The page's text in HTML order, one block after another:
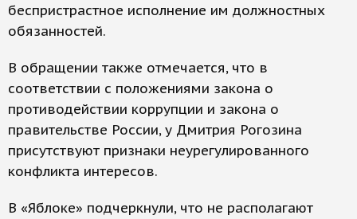
беспристрастное исполнение им должностных
обязанностей.
В обращении также отмечается, что в
соответствии с положениями закона о
противодействии коррупции и закона о
правительстве России, у Дмитрия Рогозина
присутствуют признаки неурегулированного
конфликта интересов.
В «Яблоке» подчеркнули, что не располагают